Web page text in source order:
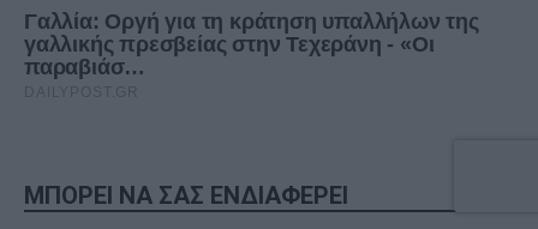
ΜΠΟΡΕΙ ΝΑ ΣΑΣ ΕΝΔΙΑΦΕΡΕΙ